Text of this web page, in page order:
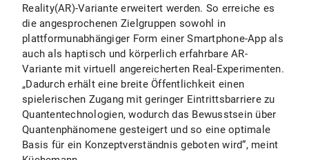
Reality(AR)-Variante erweitert werden. So erreiche es
die angesprochenen Zielgruppen sowohl in
plattformunabhängiger Form einer Smartphone-App als
auch als haptisch und körperlich erfahrbare AR-
Variante mit virtuell angereicherten Real-Experimenten.
„Dadurch erhält eine breite Öffentlichkeit einen
spielerischen Zugang mit geringer Eintrittsbarriere zu
Quantentechnologien, wodurch das Bewusstsein über
Quantenphänomene gesteigert und so eine optimale
Basis für ein Konzeptverständnis geboten wird“, meint